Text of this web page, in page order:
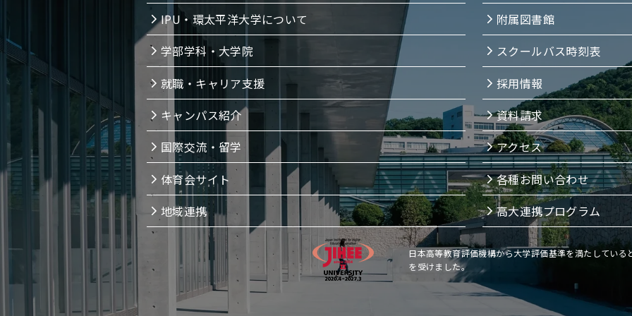
IPU・環太平洋大学について
学部学科・大学院
就職・キャリア支援
キャンパス紹介
国際交流・留学
体育会サイト
地域連携
附属図書館
スクールバス時刻表
採用情報
資料請求
アクセス
各種お問い合わせ
高大連携プログラム
日本高等教育評価機構から大学評価基準を満たしている
を受けました。